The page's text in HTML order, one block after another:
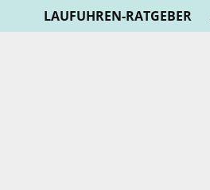
LAUFUHREN-RATGEBER